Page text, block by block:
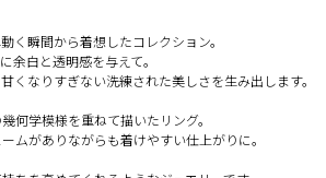
く瞬間から着想したコレクション。
余白と透明感を与えて。
くなりすぎない洗練された美しさを生み出します。
何学模様を重ねて描いたリング。
ムがありながらも着けやすい仕上がりに。